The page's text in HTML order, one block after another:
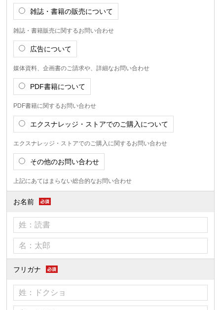
雑誌・書籍の販売について
雑誌・書籍販売に関するお問い合わせ
広告について
媒体資料、企画書のご請求や、詳細なお問い合わせ
PDF書籍について
PDF書籍に関するお問い合わせ
エクスナレッジ・ストアでのご購入について
エクスナレッジ・ストアでのご購入に関するお問い合わせ
その他のお問い合わせ
上記にあてはまらない総合的なお問い合わせ
お名前
フリガナ